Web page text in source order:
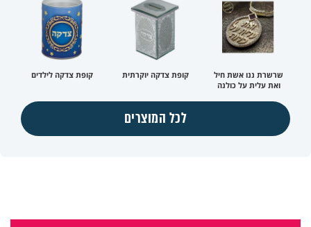
שרשרת ננו אשת חיל
ואת עלית על כולנה
קופת צדקה יוקרתית קופת צדקה לילדים
לכל המוצרים